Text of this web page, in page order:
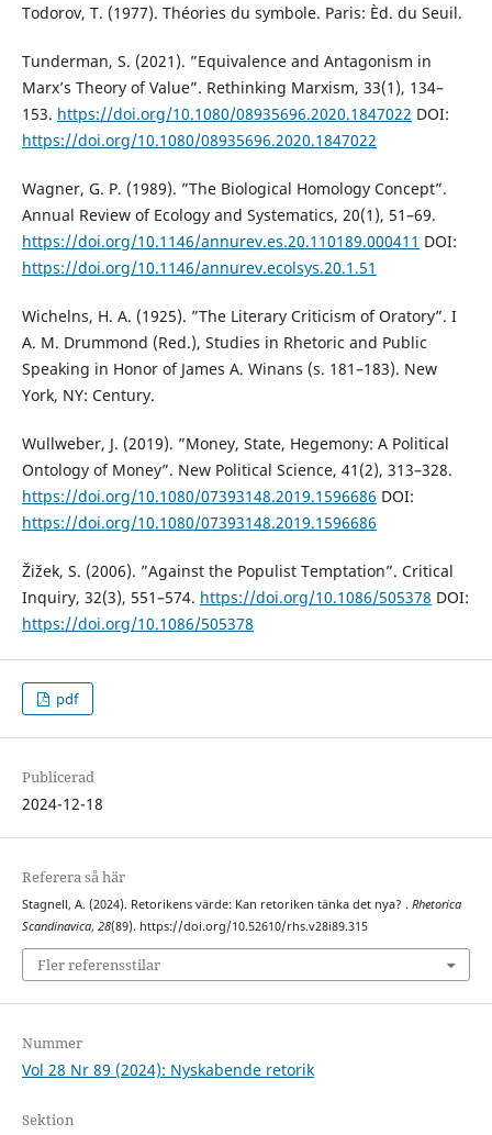
Todorov, T. (1977). Théories du symbole. Paris: Èd. du Seuil.
Tunderman, S. (2021). ”Equivalence and Antagonism in
Marx’s Theory of Value”. Rethinking Marxism, 33(1), 134–
153. https://doi.org/10.1080/08935696.2020.1847022 DOI:
https://doi.org/10.1080/08935696.2020.1847022
Wagner, G. P. (1989). ”The Biological Homology Concept”.
Annual Review of Ecology and Systematics, 20(1), 51–69.
https://doi.org/10.1146/annurev.es.20.110189.000411 DOI:
https://doi.org/10.1146/annurev.ecolsys.20.1.51
Wichelns, H. A. (1925). ”The Literary Criticism of Oratory”. I
A. M. Drummond (Red.), Studies in Rhetoric and Public
Speaking in Honor of James A. Winans (s. 181–183). New
York, NY: Century.
Wullweber, J. (2019). ”Money, State, Hegemony: A Political
Ontology of Money”. New Political Science, 41(2), 313–328.
https://doi.org/10.1080/07393148.2019.1596686 DOI:
https://doi.org/10.1080/07393148.2019.1596686
Žižek, S. (2006). ”Against the Populist Temptation”. Critical
Inquiry, 32(3), 551–574. https://doi.org/10.1086/505378 DOI:
https://doi.org/10.1086/505378
pdf
Publicerad
2024-12-18
Referera så här
Stagnell, A. (2024). Retorikens värde: Kan retoriken tänka det nya? . Rhetorica
Scandinavica, 28(89). https://doi.org/10.52610/rhs.v28i89.315
Fler referensstilar
Nummer
Vol 28 Nr 89 (2024): Nyskabende retorik
Sektion